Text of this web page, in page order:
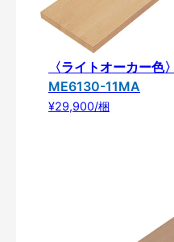
〈ライトオーカー色〉
ME6130-11MA
¥29,900/梱